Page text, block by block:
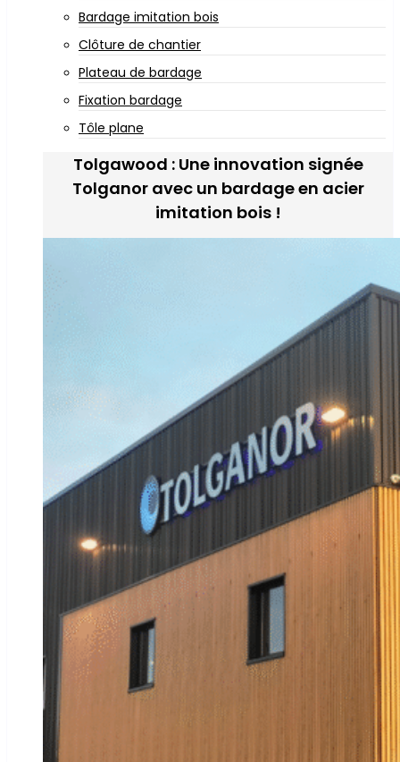
Bardage imitation bois
Clôture de chantier
Plateau de bardage
Fixation bardage
Tôle plane
Tolgawood : Une innovation signée
Tolganor avec un bardage en acier
imitation bois !